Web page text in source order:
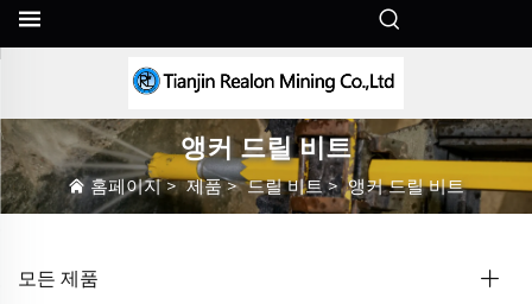
앵커 드릴 비트
홈페이지>제품>드릴 비트>앵커 드릴 비트
모든 제품